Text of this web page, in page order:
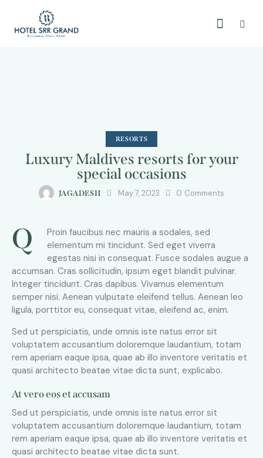
RESORTS
Luxury Maldives resorts for your
special occasions
JAGADESH May 7, 2023 0 Comments
Q
Proin faucibus nec mauris a sodales, sed
elementum mi tincidunt. Sed eget viverra
egestas nisi in consequat. Fusce sodales augue a
accumsan. Cras sollicitudin, ipsum eget blandit pulvinar.
Integer tincidunt. Cras dapibus. Vivamus elementum
semper nisi. Aenean vulputate eleifend tellus. Aenean leo
ligula, porttitor eu, consequat vitae, eleifend ac, enim.
Sed ut perspiciatis, unde omnis iste natus error sit
voluptatem accusantium doloremque laudantium, totam
rem aperiam eaque ipsa, quae ab illo inventore veritatis et
quasi architecto beatae vitae dicta sunt, explicabo.
At vero eos et accusam
Sed ut perspiciatis, unde omnis iste natus error sit
voluptatem accusantium doloremque laudantium, totam
rem aperiam eaque ipsa, quae ab illo inventore veritatis et
quasi architecto beatae vitae dicta sunt.